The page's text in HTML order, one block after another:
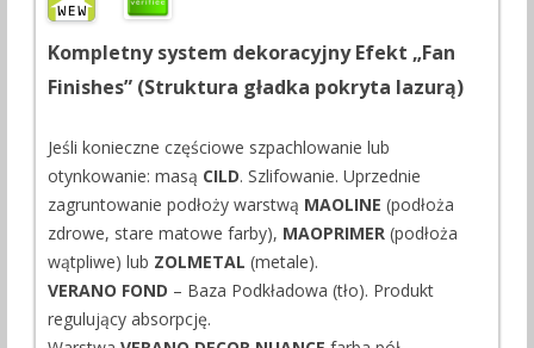
Kompletny system dekoracyjny Efekt „Fan
Finishes” (Struktura gładka pokryta lazurą)
Jeśli konieczne częściowe szpachlowanie lub
otynkowanie: masą CILD. Szlifowanie. Uprzednie
zagruntowanie podłoży warstwą MAOLINE (podłoża
zdrowe, stare matowe farby), MAOPRIMER (podłoża
wątpliwe) lub ZOLMETAL (metale).
VERANO FOND – Baza Podkładowa (tło). Produkt
regulujący absorpcję.